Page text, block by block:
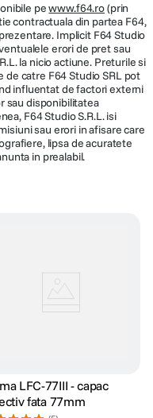
pewww.f64.ro(prin
contractuala din partea F64,
Implicit F64 Studio
erori de pret sau
la nicio actiune. Preturile si
catre F64 Studio SRL pot
influentat de factori externi
sau disponibilitatea
F64 Studio S.R.L. isi
sau erori in afisare care
lipsa de acuratete
in prealabil.
LFC-77III - capac
fata 77mm